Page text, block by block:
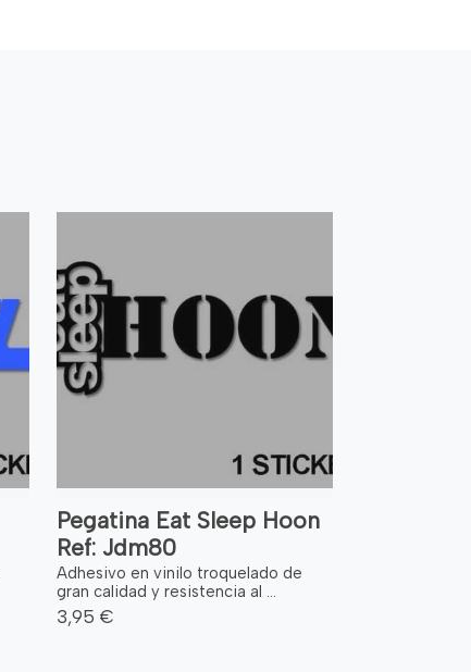
Pegatina Eat Sleep Hoon
Ref: Jdm80
Adhesivo en vinilo troquelado de
gran calidad y resistencia al ...
3,95 €